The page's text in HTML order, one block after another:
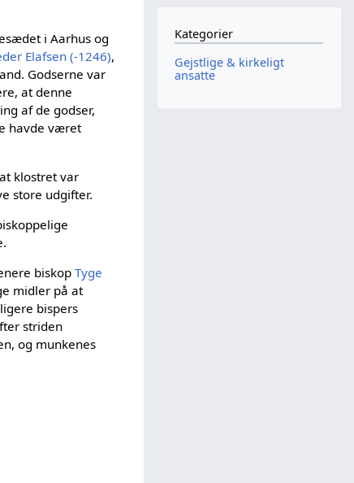
i Aarhus og
Elafsen (-1246),
Godserne var
at denne
af de godser,
havde været
klostret var
store udgifter.
biskopTyge
midler på at
bispers
striden
og munkenes
Kategorier
Gejstlige & kirkeligt
ansatte